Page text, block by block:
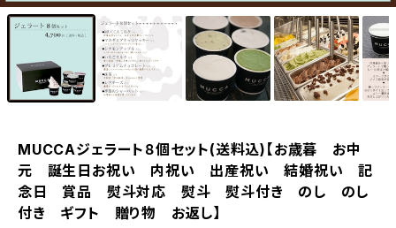
MUCCAジェラート８個セット(送料込)【お歳暮 お中
元 誕生日お祝い 内祝い 出産祝い 結婚祝い 記
念日 賞品 熨斗対応 熨斗 熨斗付き のし のし
付き ギフト 贈り物 お返し】